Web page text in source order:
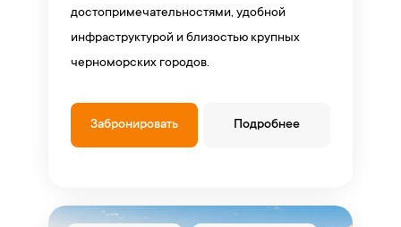
достопримечательностями, удобной
инфраструктурой и близостью крупных
черноморских городов.
Забронировать Подробнее